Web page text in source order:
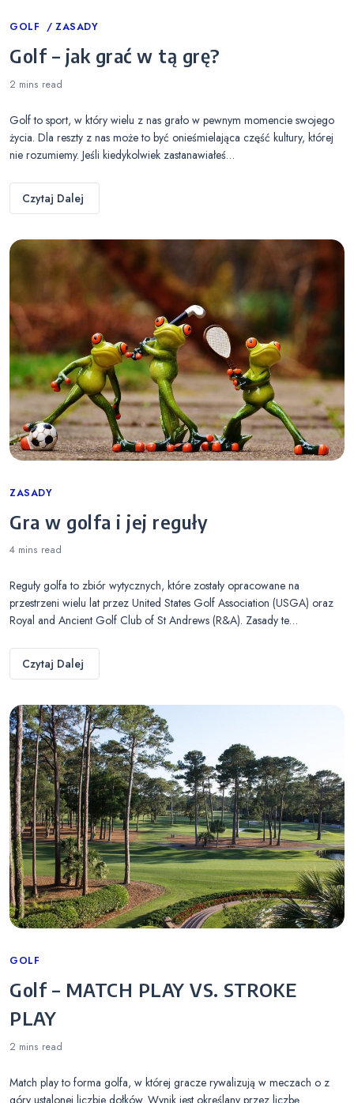
Categories
GOLF ZASADY
Golf – jak grać w tą grę?
2 mins read
Golf to sport, w który wielu z nas grało w pewnym momencie swojego
życia. Dla reszty z nas może to być onieśmielająca część kultury, której
nie rozumiemy. Jeśli kiedykolwiek zastanawiałeś…
Czytaj Dalej
Categories
ZASADY
Gra w golfa i jej reguły
4 mins read
Reguły golfa to zbiór wytycznych, które zostały opracowane na
przestrzeni wielu lat przez United States Golf Association (USGA) oraz
Royal and Ancient Golf Club of St Andrews (R&A). Zasady te…
Czytaj Dalej
Categories
GOLF
Golf – MATCH PLAY VS. STROKE
PLAY
2 mins read
Match play to forma golfa, w której gracze rywalizują w meczach o z
góry ustalonej liczbie dołków. Wynik jest określany przez liczbę